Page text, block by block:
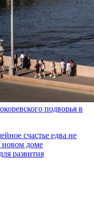
подворья в
счастье едва не
новом доме
развития